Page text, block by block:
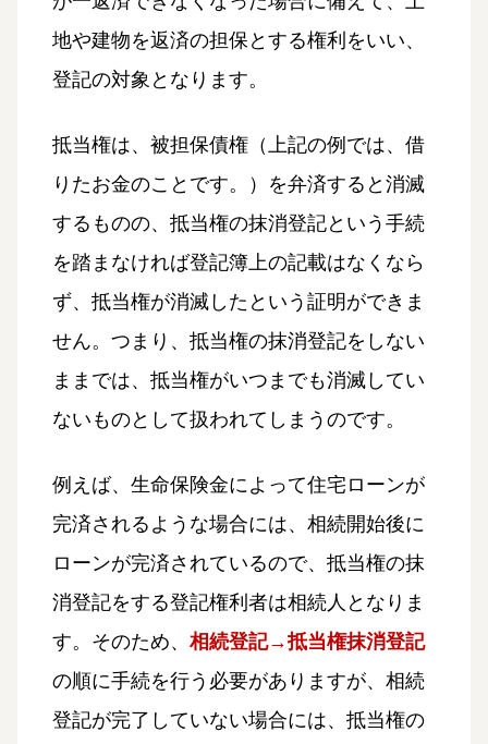
地や建物を返済の担保とする権利をいい、
登記の対象となります。
抵当権は、被担保債権（上記の例では、借
りたお金のことです。）を弁済すると消滅
するものの、抵当権の抹消登記という手続
を踏まなければ登記簿上の記載はなくなら
ず、抵当権が消滅したという証明ができま
せん。つまり、抵当権の抹消登記をしない
ままでは、抵当権がいつまでも消滅してい
ないものとして扱われてしまうのです。
例えば、生命保険金によって住宅ローンが
完済されるような場合には、相続開始後に
ローンが完済されているので、抵当権の抹
消登記をする登記権利者は相続人となりま
す。そのため、 相続登記→抵当権抹消登記
の順に手続を行う必要がありますが、相続
登記が完了していない場合には、抵当権の